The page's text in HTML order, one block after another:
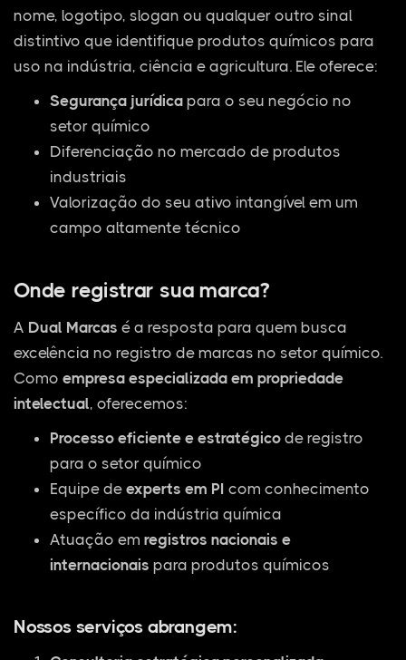
nome, logotipo, slogan ou qualquer outro sinal
distintivo que identifique produtos químicos para
uso na indústria, ciência e agricultura. Ele oferece:
Segurança jurídica para o seu negócio no
setor químico
Diferenciação no mercado de produtos
industriais
Valorização do seu ativo intangível em um
campo altamente técnico
Onde registrar sua marca?
A Dual Marcas é a resposta para quem busca
excelência no registro de marcas no setor químico.
Como empresa especializada em propriedade
intelectual, oferecemos:
Processo eficiente e estratégico de registro
para o setor químico
Equipe de experts em PI com conhecimento
específico da indústria química
Atuação em registros nacionais e
internacionais para produtos químicos
Nossos serviços abrangem: